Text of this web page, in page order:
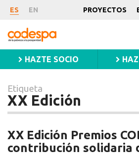
Etiqueta
XX
Edición
ES EN PROYECTOS
CODESPA
HAZTE SOCIO
Etiqueta
XX Edición
XX Edición Premios
contribución solidaria